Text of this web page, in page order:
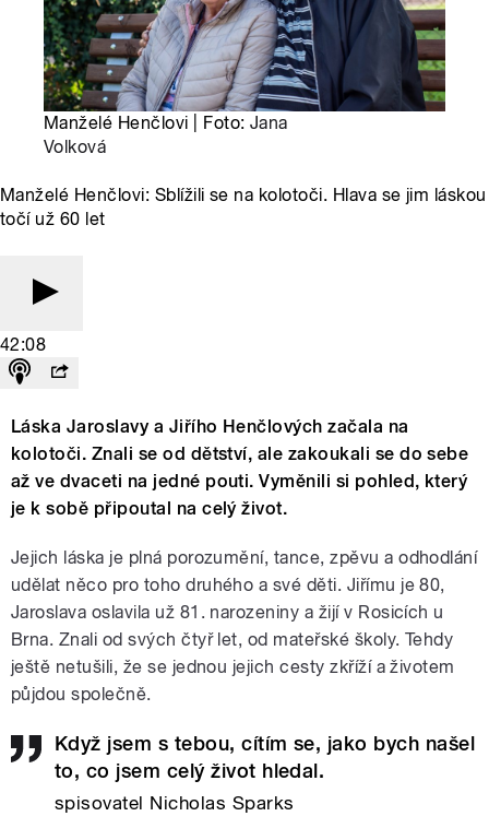
Manželé Henčlovi | Foto: Jana
Volková
Manželé Henčlovi: Sblížili se na kolotoči. Hlava se jim láskou
točí už 60 let
42:08
Láska Jaroslavy a Jiřího Henčlových začala na
kolotoči. Znali se od dětství, ale zakoukali se do sebe
až ve dvaceti na jedné pouti. Vyměnili si pohled, který
je k sobě připoutal na celý život.
Jejich láska je plná porozumění, tance, zpěvu a odhodlání
udělat něco pro toho druhého a své děti. Jiřímu je 80,
Jaroslava oslavila už 81. narozeniny a žijí v Rosicích u
Brna. Znali od svých čtyř let, od mateřské školy. Tehdy
ještě netušili, že se jednou jejich cesty zkříží a životem
půjdou společně.
Když jsem s tebou, cítím se, jako bych našel
to, co jsem celý život hledal.
spisovatel Nicholas Sparks